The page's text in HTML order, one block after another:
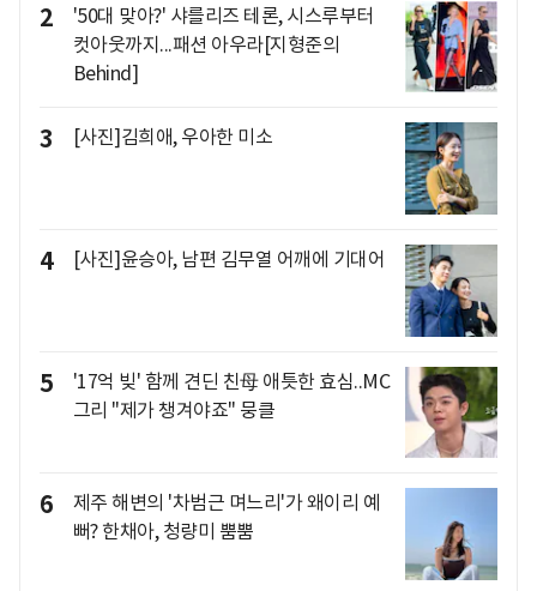
2
'50대 맞아?' 샤를리즈 테론, 시스루부터
컷아웃까지...패션 아우라[지형준의
Behind]
3 [사진]김희애, 우아한 미소
4 [사진]윤승아, 남편 김무열 어깨에 기대어
5
'17억 빚' 함께 견딘 친母 애틋한 효심..MC
그리 "제가 챙겨야죠" 뭉클
6
제주 해변의 '차범근 며느리'가 왜이리 예
뻐? 한채아, 청량미 뿜뿜